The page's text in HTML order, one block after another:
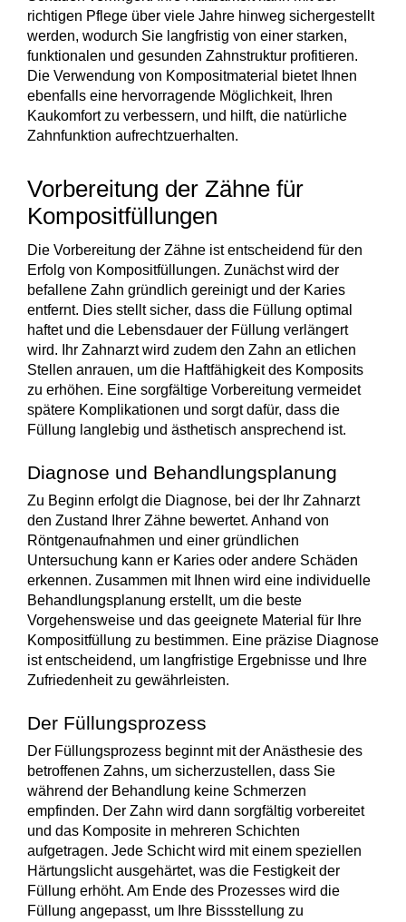
richtigen Pflege über viele Jahre hinweg sichergestellt
werden, wodurch Sie langfristig von einer starken,
funktionalen und gesunden Zahnstruktur profitieren.
Die Verwendung von Kompositmaterial bietet Ihnen
ebenfalls eine hervorragende Möglichkeit, Ihren
Kaukomfort zu verbessern, und hilft, die natürliche
Zahnfunktion aufrechtzuerhalten.
Vorbereitung der Zähne für
Kompositfüllungen
Die Vorbereitung der Zähne ist entscheidend für den
Erfolg von Kompositfüllungen. Zunächst wird der
befallene Zahn gründlich gereinigt und der Karies
entfernt. Dies stellt sicher, dass die Füllung optimal
haftet und die Lebensdauer der Füllung verlängert
wird. Ihr Zahnarzt wird zudem den Zahn an etlichen
Stellen anrauen, um die Haftfähigkeit des Komposits
zu erhöhen. Eine sorgfältige Vorbereitung vermeidet
spätere Komplikationen und sorgt dafür, dass die
Füllung langlebig und ästhetisch ansprechend ist.
Diagnose und Behandlungsplanung
Zu Beginn erfolgt die Diagnose, bei der Ihr Zahnarzt
den Zustand Ihrer Zähne bewertet. Anhand von
Röntgenaufnahmen und einer gründlichen
Untersuchung kann er Karies oder andere Schäden
erkennen. Zusammen mit Ihnen wird eine individuelle
Behandlungsplanung erstellt, um die beste
Vorgehensweise und das geeignete Material für Ihre
Kompositfüllung zu bestimmen. Eine präzise Diagnose
ist entscheidend, um langfristige Ergebnisse und Ihre
Zufriedenheit zu gewährleisten.
Der Füllungsprozess
Der Füllungsprozess beginnt mit der Anästhesie des
betroffenen Zahns, um sicherzustellen, dass Sie
während der Behandlung keine Schmerzen
empfinden. Der Zahn wird dann sorgfältig vorbereitet
und das Komposite in mehreren Schichten
aufgetragen. Jede Schicht wird mit einem speziellen
Härtungslichtausgehärtet, was die Festigkeit der
Füllung erhöht. Am Ende des Prozesses wird die
Füllung angepasst, um Ihre Bissstellung zu